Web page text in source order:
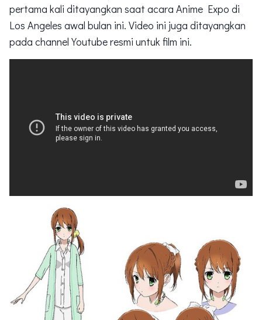
pertama kali ditayangkan saat acara Anime Expo di
Los Angeles awal bulan ini. Video ini juga ditayangkan
pada channel Youtube resmi untuk film ini.